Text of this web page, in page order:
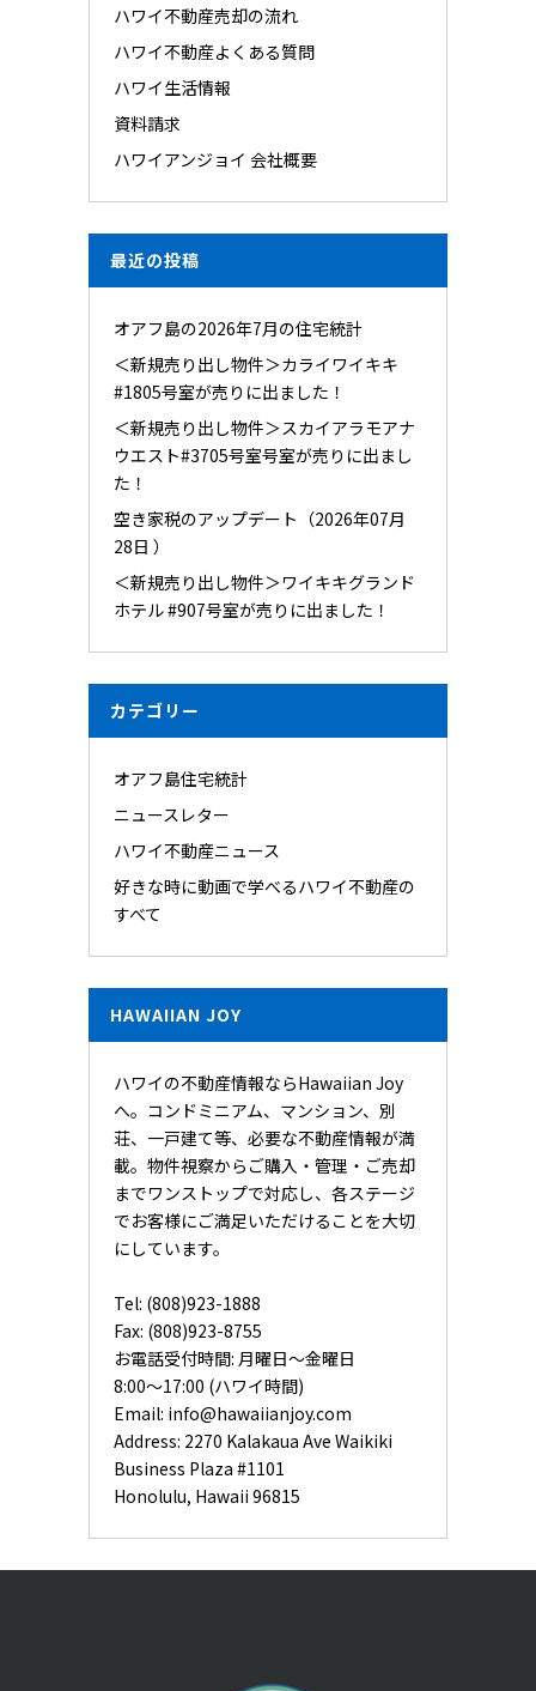
ハワイ不動産売却の流れ
ハワイ不動産よくある質問
ハワイ生活情報
資料請求
ハワイアンジョイ 会社概要
最近の投稿
オアフ島の2026年7月の住宅統計
＜新規売り出し物件＞カライワイキキ
#1805号室が売りに出ました！
＜新規売り出し物件＞スカイアラモアナ
ウエスト#3705号室号室が売りに出まし
た！
空き家税のアップデート（2026年07月
28日 ）
＜新規売り出し物件＞ワイキキグランド
ホテル #907号室が売りに出ました！
カテゴリー
オアフ島住宅統計
ニュースレター
ハワイ不動産ニュース
好きな時に動画で学べるハワイ不動産の
すべて
HAWAIIAN JOY
ハワイの不動産情報ならHawaiian Joy
へ。コンドミニアム、マンション、別
荘、一戸建て等、必要な不動産情報が満
載。物件視察からご購入・管理・ご売却
までワンストップで対応し、各ステージ
でお客様にご満足いただけることを大切
にしています。
Tel: (808)923-1888
Fax: (808)923-8755
お電話受付時間: 月曜日〜金曜日
8:00〜17:00 (ハワイ時間)
Email: info@hawaiianjoy.com
Address: 2270 Kalakaua Ave Waikiki
Business Plaza #1101
Honolulu, Hawaii 96815